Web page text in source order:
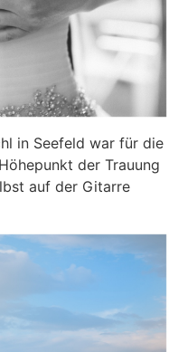
in Seefeld war für die
der Trauung
auf der Gitarre